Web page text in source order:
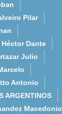
Pilar
Dante
Julio
Antonio
ARGENTINOS
Macedonio